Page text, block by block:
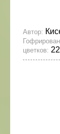
Автор:
цветков: